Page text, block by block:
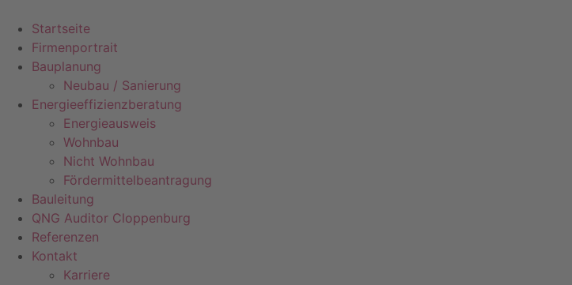
Inhalt
wechseln
Startseite
Firmenportrait
Bauplanung
Neubau / Sanierung
Energieeffizienzberatung
Energieausweis
Wohnbau
Nicht Wohnbau
Fördermittelbeantragung
Bauleitung
QNG Auditor Cloppenburg
Referenzen
Kontakt
Karriere